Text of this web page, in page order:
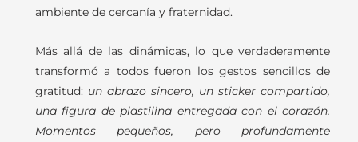
ambiente de cercanía y fraternidad.
Más allá de las dinámicas, lo que verdaderamente
transformó a todos fueron los gestos sencillos de
gratitud: un abrazo sincero, un sticker compartido,
una figura de plastilina entregada con el corazón.
Momentos pequeños, pero profundamente